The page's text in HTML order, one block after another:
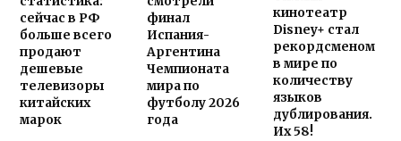
сейчас в РФ
больше всего
продают
дешевые
телевизоры
китайских
марок
финал
Испания-
Аргентина
Чемпионата
мира по
футболу 2026
года
кинотеатр
Disney+ стал
рекордсменом
в мире по
количеству
языков
дублирования.
Их 58!